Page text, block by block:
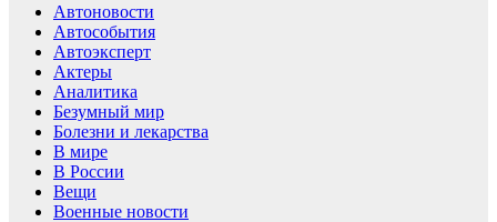
Автоновости
Автособытия
Автоэксперт
Актеры
Аналитика
Безумный мир
Болезни и лекарства
В мире
В России
Вещи
Военные новости